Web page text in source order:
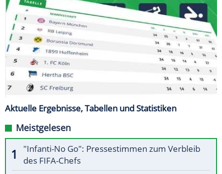
Aktuelle Ergebnisse, Tabellen und Statistiken
Meistgelesen
"Infanti-No Go": Pressestimmen zum Verbleib
des FIFA-Chefs